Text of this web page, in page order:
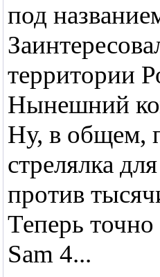
под
территории
Нынешний
Ну, в общем,
стрелялка
против
Теперь
Sam 4...